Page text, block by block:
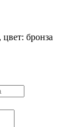
бронза